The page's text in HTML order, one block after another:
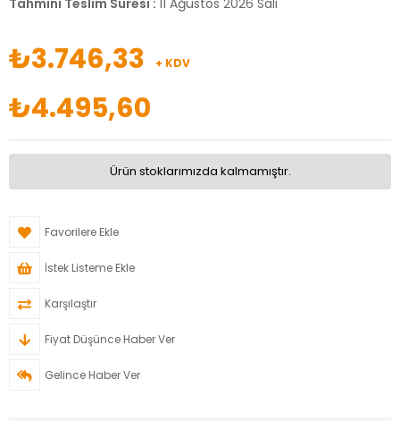
₺3.746,33 + KDV
₺4.495,60
Ürün stoklarımızda kalmamıştır.
Favorilere Ekle
İstek Listeme Ekle
Karşılaştır
Fiyat Düşünce Haber Ver
Gelince Haber Ver